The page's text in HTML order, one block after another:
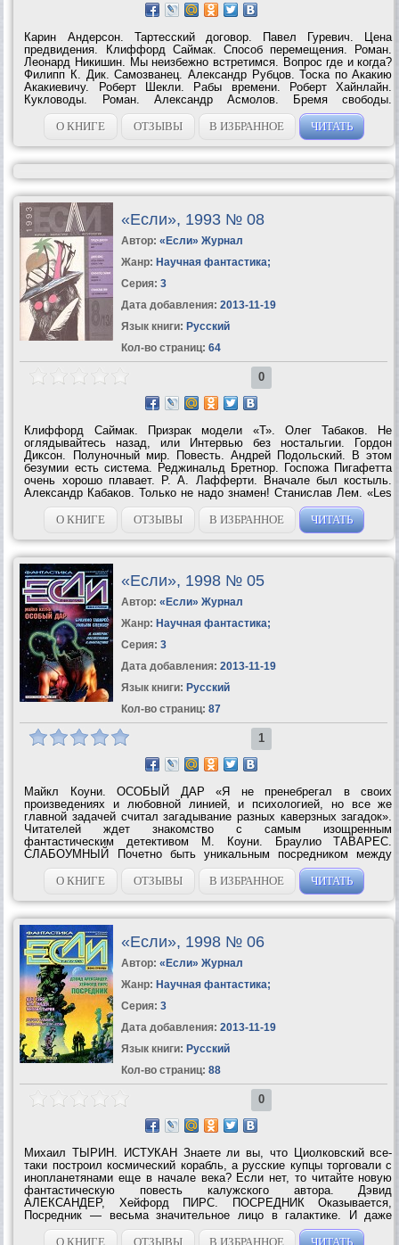
Карин Андерсон. Тартесский договор. Павел Гуревич. Цена
предвидения. Клиффорд Саймак. Способ перемещения. Роман.
Леонард Никишин. Мы неизбежно встретимся. Вопрос где и когда?
Филипп К. Дик. Самозванец. Александр Рубцов. Тоска по Акакию
Акакиевичу. Роберт Шекли. Рабы времени. Роберт Хайнлайн.
Кукловоды. Роман. Александр Асмолов. Бремя свободы.
Александр Корженевский. Если бы Хайнлайн стал...
О КНИГЕ
ОТЗЫВЫ В ИЗБРАННОЕ ЧИТАТЬ
«Если», 1993 № 08
Автор: «Если» Журнал
Жанр: Научная фантастика;
Серия: 3
Дата добавления: 2013-11-19
Язык книги: Русский
Кол-во страниц: 64
0
Клиффорд Саймак. Призрак модели «Т». Олег Табаков. Не
оглядывайтесь назад, или Интервью без ностальгии. Гордон
Диксон. Полуночный мир. Повесть. Андрей Подольский. В этом
безумии есть система. Реджинальд Бретнор. Госпожа Пигафетта
очень хорошо плавает. Р. А. Лафферти. Вначале был костыль.
Александр Кабаков. Только не надо знамен! Станислав Лем. «Les
robinsonades». Роман Белоусов. Преступник найден. Было ли
преступление? Джек Вэнс....
О КНИГЕ ОТЗЫВЫ В ИЗБРАННОЕ ЧИТАТЬ
«Если», 1998 № 05
Автор: «Если» Журнал
Жанр: Научная фантастика;
Серия: 3
Дата добавления: 2013-11-19
Язык книги: Русский
Кол-во страниц: 87
1
Майкл Коуни. ОСОБЫЙ ДАР «Я не пренебрегал в своих
произведениях и любовной линией, и психологией, но все же
главной задачей считал загадывание разных каверзных загадок».
Читателей ждет знакомство с самым изощренным
фантастическим детективом М. Коуни. Браулио ТАВАРЕС.
СЛАБОУМНЫЙ Почетно быть уникальным посредником между
человечеством и внеземным разумом. Но как это отразится на
посреднике? Морган ЛЛИВЕЛИН. ПАРАЛЛЕЛЬНЫЙ...
О КНИГЕ ОТЗЫВЫ В ИЗБРАННОЕ ЧИТАТЬ
«Если», 1998 № 06
Автор: «Если» Журнал
Жанр: Научная фантастика;
Серия: 3
Дата добавления: 2013-11-19
Язык книги: Русский
Кол-во страниц: 88
0
Михаил ТЫРИН. ИСТУКАН Знаете ли вы, что Циолковский все-
таки построил космический корабль, а русские купцы торговали с
инопланетянами еще в начале века? Если нет, то читайте новую
фантастическую повесть калужского автора. Дэвид
АЛЕКСАНДЕР, Хейфорд ПИРС. ПОСРЕДНИК Оказывается,
Посредник — весьма значительное лицо в галактике. И даже
лишившись лицензии, он не перестает улаживать конфликты
между расами и решать множество...
О КНИГЕ ОТЗЫВЫ В ИЗБРАННОЕ ЧИТАТЬ